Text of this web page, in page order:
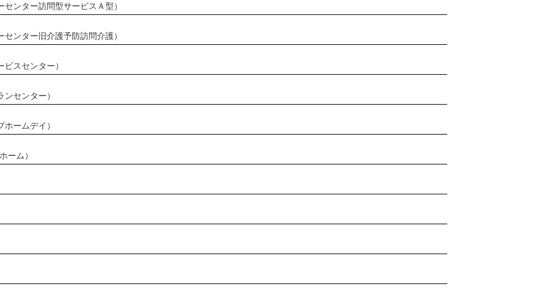
ンター訪問型サービスＡ型）
ンター旧介護予防訪問介護）
スセンター）
センター）
ームデイ）
ーム）